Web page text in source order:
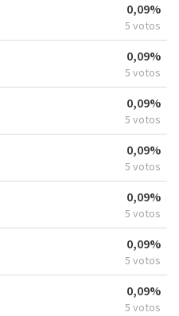
0,09%
5 votos
0,09%
5 votos
0,09%
5 votos
0,09%
5 votos
0,09%
5 votos
0,09%
5 votos
0,09%
5 votos